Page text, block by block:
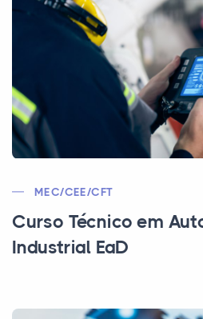
MEC/CEE/CFT
Curso Técnico em
Industrial EaD